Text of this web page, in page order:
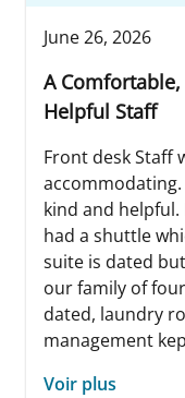
June 26, 2026
A
Helpful Staff
Front desk Staff
kind and helpful.
had a shuttle
suite is dated
our family of
dated, laundry
management
Voir plus